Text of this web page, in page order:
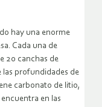
hay una enorme
Cada una de
20 canchas de
las profundidades de
carbonato de litio,
en las